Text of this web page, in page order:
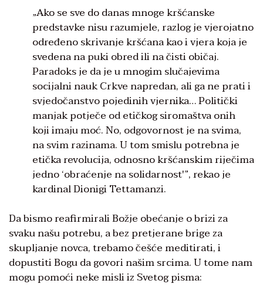
„Ako se sve do danas mnoge kršćanske
predstavke nisu razumjele, razlog je vjerojatno
određeno skrivanje kršćana kao i vjera koja je
svedena na puki obred ili na čisti običaj.
Paradoks je da je u mnogim slučajevima
socijalni nauk Crkve napredan, ali ga ne prati i
svjedočanstvo pojedinih vjernika… Politički
manjak potječe od etičkog siromaštva onih
koji imaju moć. No, odgovornost je na svima,
na svim razinama. U tom smislu potrebna je
etička revolucija, odnosno kršćanskim riječima
jedno ‘obraćenje na solidarnost'”, rekao je
kardinal Dionigi Tettamanzi.
Da bismo reafirmirali Božje obećanje o brizi za
svaku našu potrebu, a bez pretjerane brige za
skupljanje novca, trebamo češće meditirati, i
dopustiti Bogu da govori našim srcima. U tome nam
mogu pomoći neke misli iz Svetog pisma: